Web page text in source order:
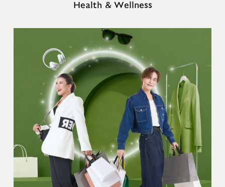
Health & Wellness